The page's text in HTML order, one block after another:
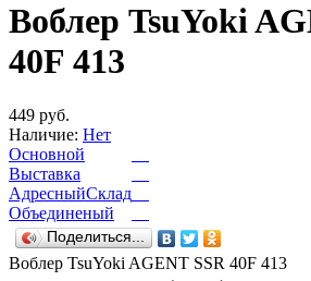
Воблер TsuYoki
40F 413
449 руб.
Наличие: Нет
Основной
Выставка
АдресныйСклад
Объединеный
Поделиться...
Воблер TsuYoki AGENT SSR 40F 413